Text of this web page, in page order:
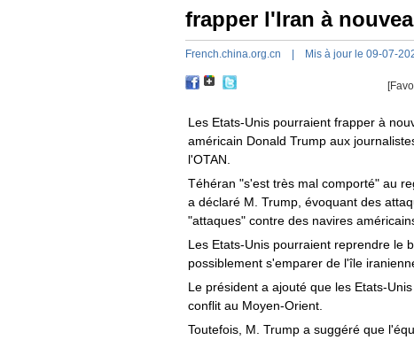
frapper l'Iran à
French.china.org.cn | Mis à jour le 09-07-
Les Etats-Unis pourraient frapper à
américain Donald Trump aux
l'OTAN.
Téhéran "s'est très mal comporté" au
a déclaré M. Trump, évoquant des
"attaques" contre des navires
Les Etats-Unis pourraient reprendre le
possiblement s'emparer de l'île
Le président a ajouté que les Etats-
conflit au Moyen-Orient.
Toutefois, M. Trump a suggéré que